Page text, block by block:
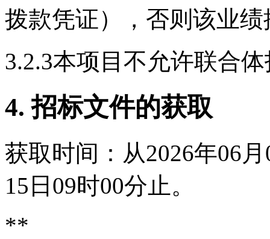
拨款凭证），否则该业
3.2.3本项目不允许联合
4. 招标文件的获取
获取时间：从2026年06
15日09时00分止。
**